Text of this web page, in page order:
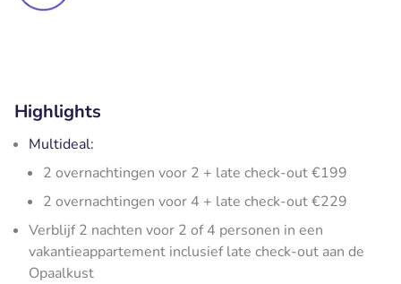
Highlights
Multideal:
2 overnachtingen voor 2 + late check-out €199
2 overnachtingen voor 4 + late check-out €229
Verblijf 2 nachten voor 2 of 4 personen in een
vakantieappartement inclusief late check-out aan de
Opaalkust